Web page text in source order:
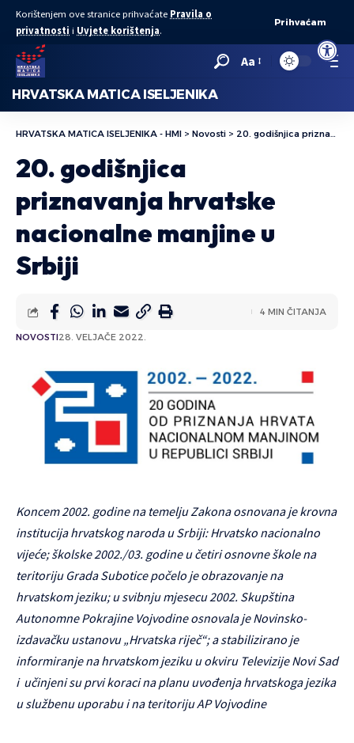
Open
Korištenjem ove stranice prihvaćate Pravila o
privatnosti i Uvjete korištenja.
Prihvaćam
Aa
HRVATSKA MATICA ISELJENIKA
HRVATSKA MATICA ISELJENIKA - HMI > Novosti > 20. godišnjica priznavanja hrvatske nacionalne manjine u Srbiji
20. godišnjica
priznavanja hrvatske
nacionalne manjine u
Srbiji
NOVOSTI28. VELJAČE 2022.
4 MIN ČITANJA
Koncem 2002. godine na temelju Zakona osnovana je krovna
institucija hrvatskog naroda u Srbiji: Hrvatsko nacionalno
vijeće; školske 2002./03. godine u četiri osnovne škole na
teritoriju Grada Subotice počelo je obrazovanje na
hrvatskom jeziku; u svibnju mjesecu 2002. Skupština
Autonomne Pokrajine Vojvodine osnovala je Novinsko-
izdavačku ustanovu „Hrvatska riječ“; a stabilizirano je
informiranje na hrvatskom jeziku u okviru Televizije Novi Sad
i učinjeni su prvi koraci na planu uvođenja hrvatskoga jezika
u službenu uporabu i na teritoriju AP Vojvodine